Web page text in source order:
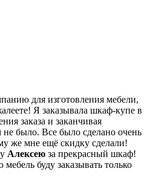
для изготовления мебели,
Я заказывала шкаф-купе в
заказа и заканчивая
было. Все было сделано очень
же мне ещё скидку сделали!
Алексею за прекрасный шкаф!
буду заказывать только